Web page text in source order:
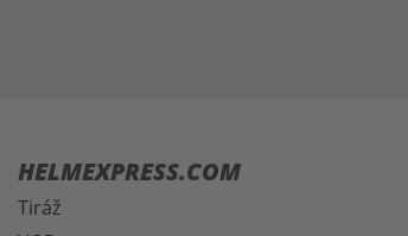
HELMEXPRESS.COM
Tiráž